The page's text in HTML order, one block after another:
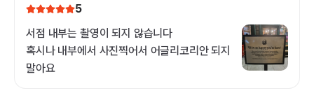
5
서점 내부는 촬영이 되지 않습니다
혹시나 내부에서 사진찍어서 어글리코리안 되지
말아요